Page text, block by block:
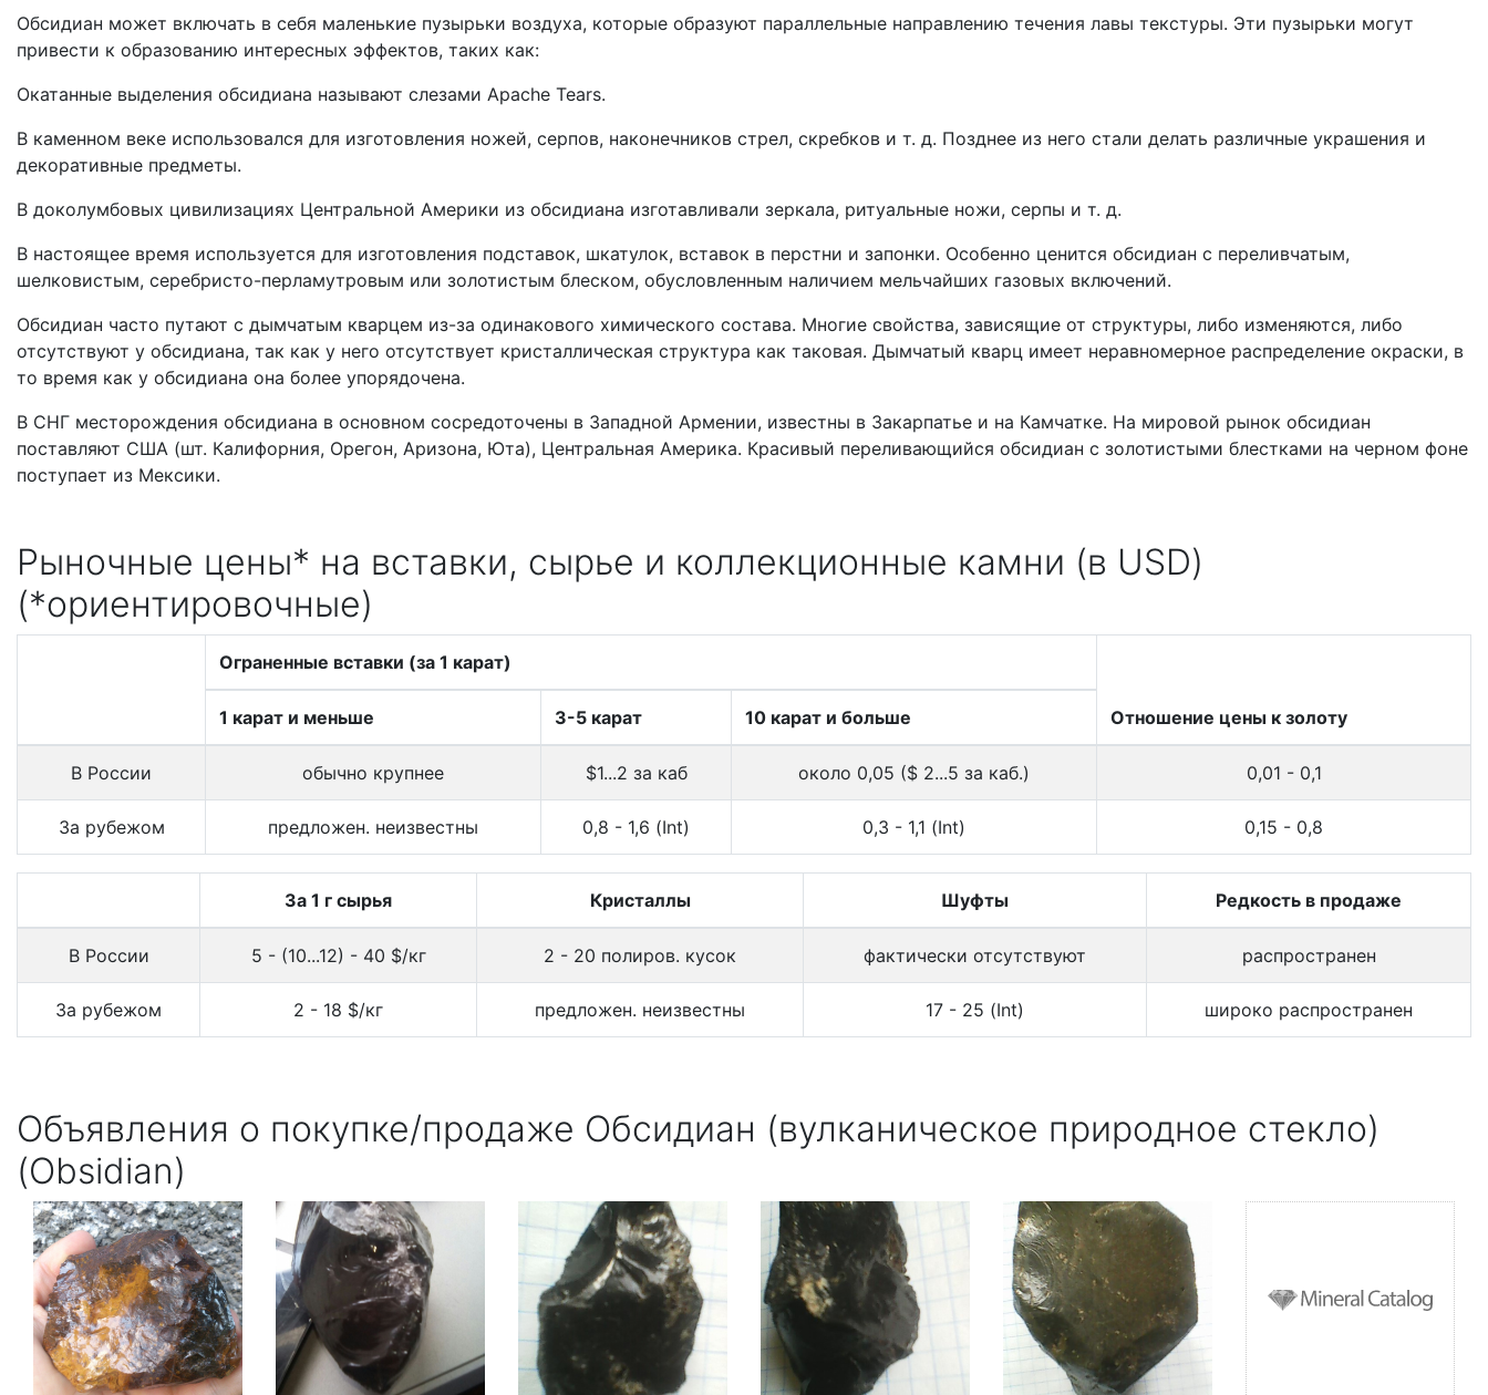
Обсидиан может включать в себя маленькие пузырьки воздуха, которые образуют параллельные направлению течения лавы текстуры. Эти пузырьки могут
привести к образованию интересных эффектов, таких как:
Окатанные выделения обсидиана называют слезами Apache Tears.
В каменном веке использовался для изготовления ножей, серпов, наконечников стрел, скребков и т. д. Позднее из него стали делать различные украшения и
декоративные предметы.
В доколумбовых цивилизациях Центральной Америки из обсидиана изготавливали зеркала, ритуальные ножи, серпы и т. д.
В настоящее время используется для изготовления подставок, шкатулок, вставок в перстни и запонки. Особенно ценится обсидиан с переливчатым,
шелковистым, серебристо-перламутровым или золотистым блеском, обусловленным наличием мельчайших газовых включений.
Обсидиан часто путают с дымчатым кварцем из-за одинакового химического состава. Многие свойства, зависящие от структуры, либо изменяются, либо
отсутствуют у обсидиана, так как у него отсутствует кристаллическая структура как таковая. Дымчатый кварц имеет неравномерное распределение окраски, в
то время как у обсидиана она более упорядочена.
В СНГ месторождения обсидиана в основном сосредоточены в Западной Армении, известны в Закарпатье и на Камчатке. На мировой рынок обсидиан
поставляют США (шт. Калифорния, Орегон, Аризона, Юта), Центральная Америка. Красивый переливающийся обсидиан с золотистыми блестками на черном фоне
поступает из Мексики.
Рыночные цены* на вставки, сырье и коллекционные камни (в USD)
(*ориентировочные)
Ограненные вставки (за 1 карат)
Отношение цены к золоту
1 карат и меньше 3-5 карат 10 карат и больше
В России обычно крупнее $1...2 за каб около 0,05 ($ 2...5 за каб.) 0,01 - 0,1
За рубежом предложен. неизвестны 0,8 - 1,6 (Int) 0,3 - 1,1 (Int) 0,15 - 0,8
За 1 г сырья Кристаллы Шуфты Редкость в продаже
В России 5 - (10...12) - 40 $/кг 2 - 20 полиров. кусок фактически отсутствуют распространен
За рубежом 2 - 18 $/кг предложен. неизвестны 17 - 25 (Int) широко распространен
Объявления о покупке/продаже Обсидиан (вулканическое природное стекло)
(Obsidian)